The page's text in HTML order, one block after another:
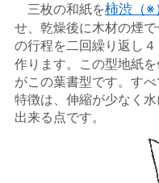
三枚の和紙を柿渋（※
せ、乾燥後に木材の煙
の行程を二回繰り返し
作ります。この型地紙
がこの葉書型です。すべ
特徴は、伸縮が少なく
出来る点です。